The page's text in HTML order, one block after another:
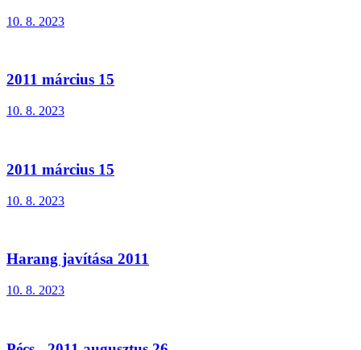
10. 8. 2023
2011 március 15
10. 8. 2023
2011 március 15
10. 8. 2023
Harang javítása 2011
10. 8. 2023